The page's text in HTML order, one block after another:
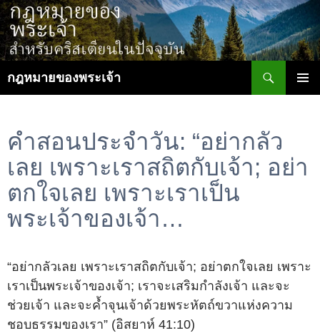
ข้าม
ไป
ยัง
กฎหมายของพระเจ้า
คำสอนประจำวัน: “อย่ากลัว
เลย เพราะเราสถิตกับเจ้า; อย่า
ตกใจเลย เพราะเราเป็น
พระเจ้าของเจ้า…
“อย่ากลัวเลย เพราะเราสถิตกับเจ้า; อย่าตกใจเลย เพราะ
เราเป็นพระเจ้าของเจ้า; เราจะเสริมกำลังเจ้า และจะ
ช่วยเจ้า และจะค้ำจุนเจ้าด้วยพระหัตถ์ขวาแห่งความ
ชอบธรรมของเรา” (อิสยาห์ 41:10)